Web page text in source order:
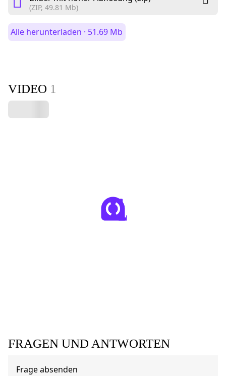
(ZIP, 49.81 Mb)
Alle herunterladen · 51.69 Mb
VIDEO 1
FRAGEN UND ANTWORTEN
Frage absenden